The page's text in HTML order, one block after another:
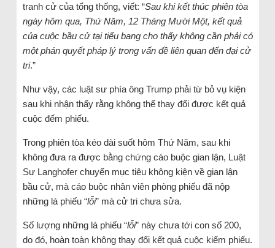
tranh cử của tổng thống, viết: “Sau khi kết thúc phiên tòa
ngày hôm qua, Thứ Năm, 12 Tháng Mười Một, kết quả
của cuộc bầu cử tại tiểu bang cho thấy không cần phải có
một phán quyết pháp lý trong vấn đề liên quan đến đại cử
tri.”
Như vậy, các luật sư phía ông Trump phải từ bỏ vụ kiện
sau khi nhận thấy rằng không thể thay đổi được kết quả
cuộc đếm phiếu.
Trong phiên tòa kéo dài suốt hôm Thứ Năm, sau khi
không đưa ra được bằng chứng cáo buộc gian lận, Luật
Sư Langhofer chuyển mục tiêu không kiện về gian lận
bầu cử, mà cáo buộc nhân viên phòng phiếu đã nộp
những lá phiếu “lỗi” mà cử tri chưa sửa.
Số lượng những lá phiếu “lỗi” này chưa tới con số 200,
do đó, hoàn toàn không thay đổi kết quả cuộc kiểm phiếu.